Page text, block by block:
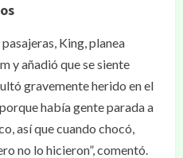
King, planea
y añadió que se siente
gravemente herido en el
había gente parada a
así que cuando chocó,
no lo hicieron”, comentó.